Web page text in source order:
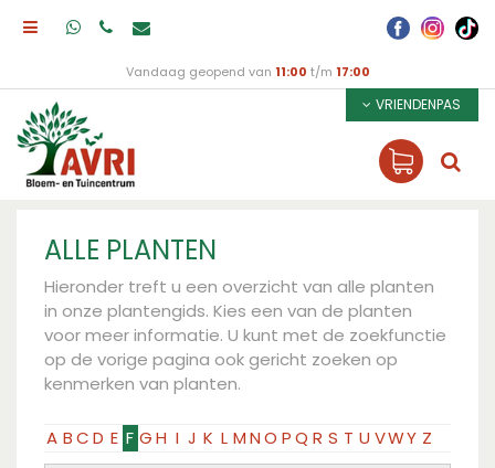
Vandaag geopend van 11:00 t/m 17:00
VRIENDENPAS
ALLE PLANTEN
Hieronder treft u een overzicht van alle planten
in onze plantengids. Kies een van de planten
voor meer informatie. U kunt met de zoekfunctie
op de vorige pagina ook gericht zoeken op
kenmerken van planten.
A B C D E F GH I J K L MNO P Q R S T U VWY Z